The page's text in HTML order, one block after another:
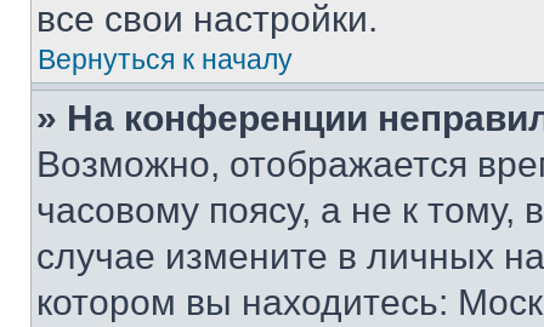
все свои настройки.
Вернуться к началу
» На конференции
Возможно, отображается
часовому поясу, а не к тому,
случае измените в личных
котором вы находитесь: